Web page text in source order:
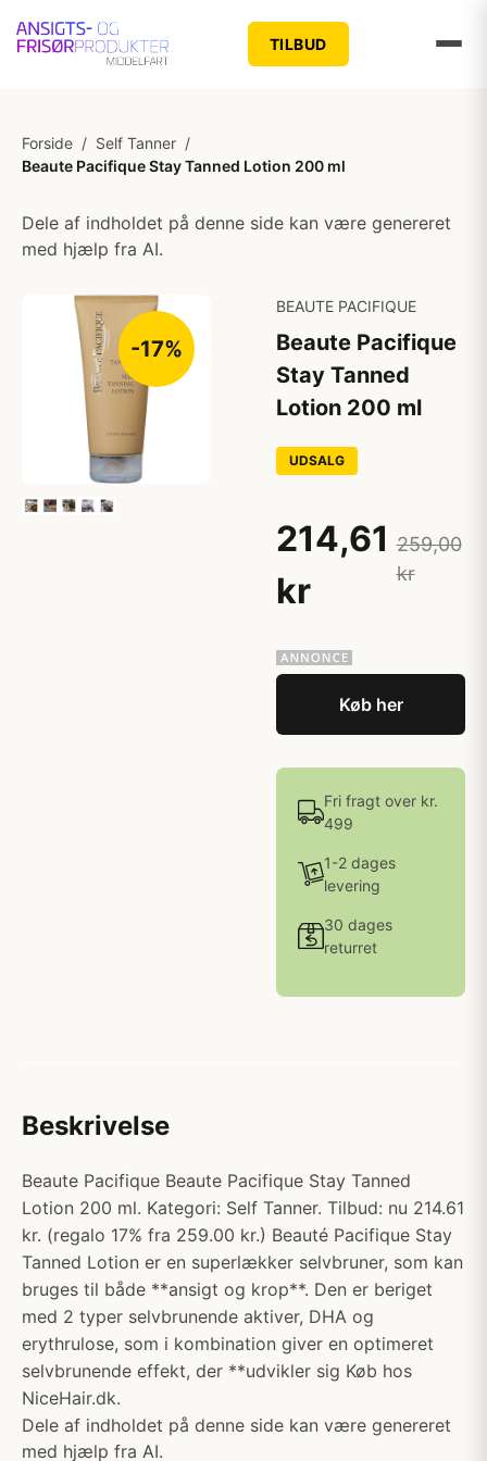
TILBUD
Forside / Self Tanner /
Beaute Pacifique Stay Tanned Lotion 200 ml
Dele af indholdet på denne side kan være genereret
med hjælp fra AI.
-17%
BEAUTE PACIFIQUE
Beaute Pacifique
Stay Tanned
Lotion 200 ml
UDSALG
214,61
kr
259,00
kr
Køb her
Fri fragt over kr.
499
1-2 dages
levering
30 dages
returret
Beskrivelse
Beaute Pacifique Beaute Pacifique Stay Tanned
Lotion 200 ml. Kategori: Self Tanner. Tilbud: nu 214.61
kr. (regalo 17% fra 259.00 kr.) Beauté Pacifique Stay
Tanned Lotion er en superlækker selvbruner, som kan
bruges til både **ansigt og krop**. Den er beriget
med 2 typer selvbrunende aktiver, DHA og
erythrulose, som i kombination giver en optimeret
selvbrunende effekt, der **udvikler sig Køb hos
NiceHair.dk.
Dele af indholdet på denne side kan være genereret
med hjælp fra AI.